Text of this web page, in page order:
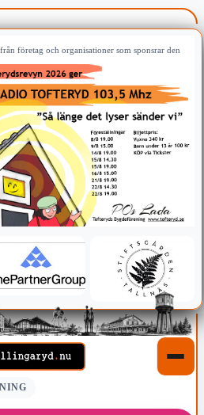
företag och organisationer som sponsrar den